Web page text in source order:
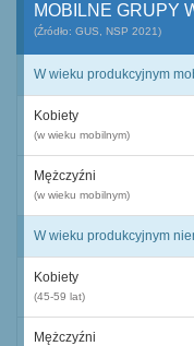
MOBILNE GRUPY
(Źródło: GUS, NSP 2021)
W wieku produkcyjnym
Kobiety
(w wieku mobilnym)
Mężczyźni
(w wieku mobilnym)
W wieku produkcyjnym
Kobiety
(45-59 lat)
Mężczyźni